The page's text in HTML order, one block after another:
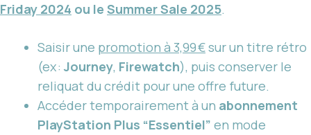
Friday 2024 ou le Summer Sale 2025.
Saisir une promotion à 3,99 €sur un titre rétro
(ex : Journey, Firewatch), puis conserver le
reliquat du crédit pour une offre future.
Accéder temporairement à un abonnement
PlayStation Plus “Essentiel” en mode